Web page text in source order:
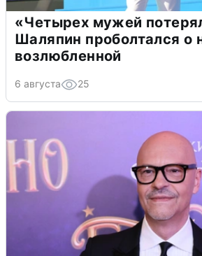
«Четырех мужей
Шаляпин проболтался о
возлюбленной
6 августа 25